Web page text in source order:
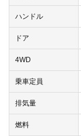
ハンドル
ドア
4WD
乗車定員
排気量
燃料